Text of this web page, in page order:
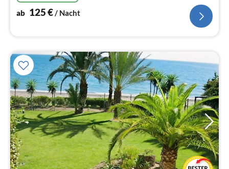
ab 125€/ Nacht